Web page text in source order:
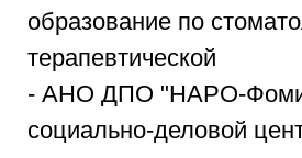
образование по
терапевтической
- АНО ДПО "НАРО-
социально-деловой